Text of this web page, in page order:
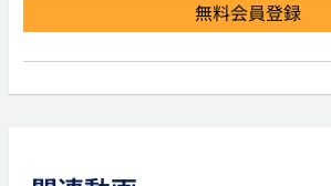
無料会員登録
前の動画 次の動画